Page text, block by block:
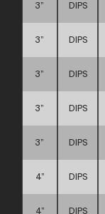
3” DIPS
3” DIPS
3” DIPS
3” DIPS
3” DIPS
4” DIPS
4” DIPS